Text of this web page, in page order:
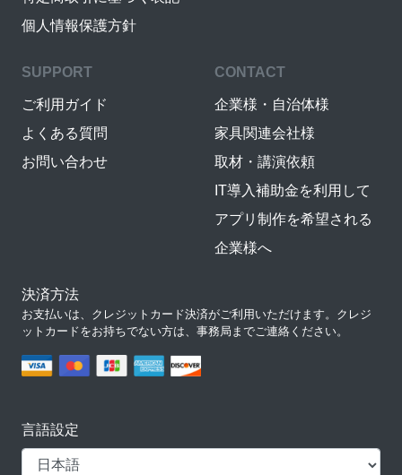
個人情報保護方針
SUPPORT
ご利用ガイド
よくある質問
お問い合わせ
CONTACT
企業様・自治体様
家具関連会社様
取材・講演依頼
IT導入補助金を利用して
アプリ制作を希望される
企業様へ
決済方法
お支払いは、クレジットカード決済がご利用いただけます。クレジ
ットカードをお持ちでない方は、事務局までご連絡ください。
言語設定